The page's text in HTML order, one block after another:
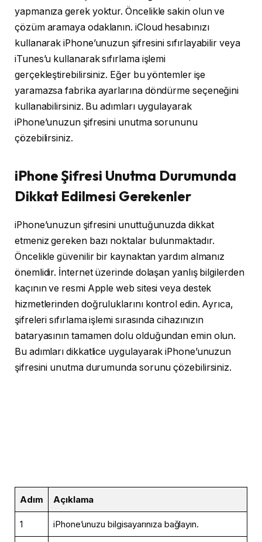
yapmanıza gerek yoktur. Öncelikle sakin olun ve
çözüm aramaya odaklanın. iCloud hesabınızı
kullanarak iPhone’unuzun şifresini sıfırlayabilir veya
iTunes’u kullanarak sıfırlama işlemi
gerçekleştirebilirsiniz. Eğer bu yöntemler işe
yaramazsa fabrika ayarlarına döndürme seçeneğini
kullanabilirsiniz. Bu adımları uygulayarak
iPhone’unuzun şifresini unutma sorununu
çözebilirsiniz.
iPhone Şifresi Unutma Durumunda
Dikkat Edilmesi Gerekenler
iPhone’unuzun şifresini unuttuğunuzda dikkat
etmeniz gereken bazı noktalar bulunmaktadır.
Öncelikle güvenilir bir kaynaktan yardım almanız
önemlidir. İnternet üzerinde dolaşan yanlış bilgilerden
kaçının ve resmi Apple web sitesi veya destek
hizmetlerinden doğruluklarını kontrol edin. Ayrıca,
şifreleri sıfırlama işlemi sırasında cihazınızın
bataryasının tamamen dolu olduğundan emin olun.
Bu adımları dikkatlice uygulayarak iPhone’unuzun
şifresini unutma durumunda sorunu çözebilirsiniz.
Adım Açıklama
1 iPhone’unuzu bilgisayarınıza bağlayın.